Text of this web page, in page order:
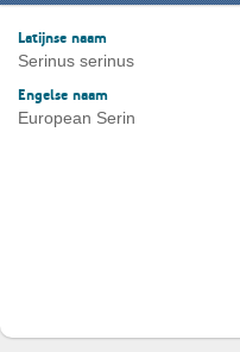
Latijnse naam
Serinus serinus
Engelse naam
European Serin